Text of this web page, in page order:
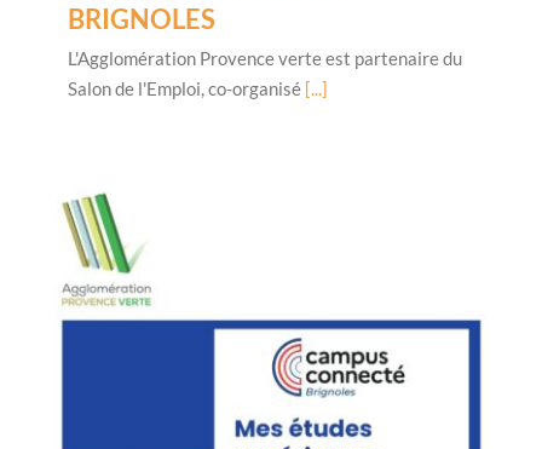
BRIGNOLES
L'Agglomération Provence verte est partenaire du
Salon de l'Emploi, co-organisé [...]